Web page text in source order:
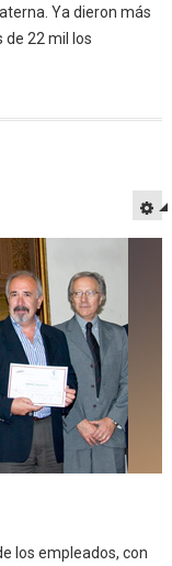
Ya dieron más
de 22 mil los
los empleados, con